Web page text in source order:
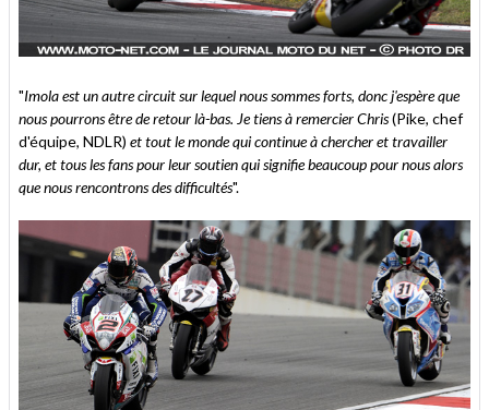
"Imola est un autre circuit sur lequel nous sommes forts, donc j'espère que
nous pourrons être de retour là-bas. Je tiens à remercier Chris(Pike, chef
d'équipe, NDLR) et tout le monde qui continue à chercher et travailler
dur, et tous les fans pour leur soutien qui signifie beaucoup pour nous alors
que nous rencontrons des difficultés".